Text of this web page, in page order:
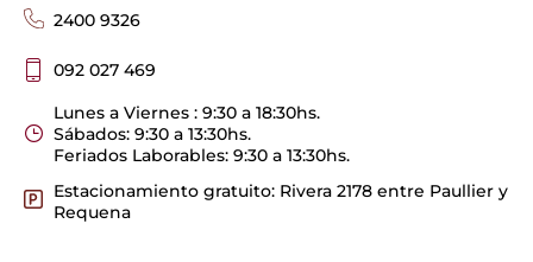
2400 9326
092 027 469
Lunes a Viernes : 9:30 a 18:30hs.
Sábados: 9:30 a 13:30hs.
Feriados Laborables: 9:30 a 13:30hs.
Estacionamiento gratuito: Rivera 2178 entre Paullier y
Requena